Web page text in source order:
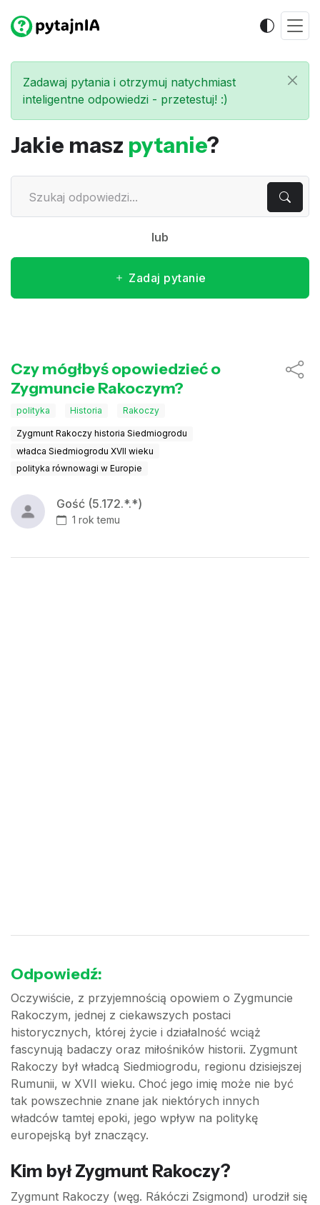
Zadawaj pytania i otrzymuj natychmiast
inteligentne odpowiedzi - przetestuj! :)
Jakie masz pytanie?
lub
Zadaj pytanie
Czy mógłbyś opowiedzieć o
Zygmuncie Rakoczym?
polityka Historia Rakoczy
Zygmunt Rakoczy historia Siedmiogrodu
władca Siedmiogrodu XVII wieku
polityka równowagi w Europie
Gość (5.172.*.*)
1 rok temu
Odpowiedź:
Oczywiście, z przyjemnością opowiem o Zygmuncie
Rakoczym, jednej z ciekawszych postaci
historycznych, której życie i działalność wciąż
fascynują badaczy oraz miłośników historii. Zygmunt
Rakoczy był władcą Siedmiogrodu, regionu dzisiejszej
Rumunii, w XVII wieku. Choć jego imię może nie być
tak powszechnie znane jak niektórych innych
władców tamtej epoki, jego wpływ na politykę
europejską był znaczący.
Kim był Zygmunt Rakoczy?
Zygmunt Rakoczy (węg. Rákóczi Zsigmond) urodził się